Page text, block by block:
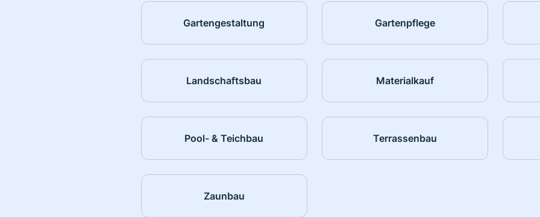
Gartengestaltung Gartenpflege
Landschaftsbau Materialkauf
Pool- & Teichbau Terrassenbau
Zaunbau